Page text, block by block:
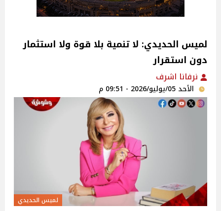
لميس الحديدي: لا تنمية بلا قوة ولا استثمار
دون استقرار
نرفانا اشرف
الأحد 05/يوليو/2026 - 09:51 م
لميس الحديدي